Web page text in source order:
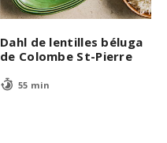
Dahl de lentilles béluga
de Colombe St-Pierre
55 min